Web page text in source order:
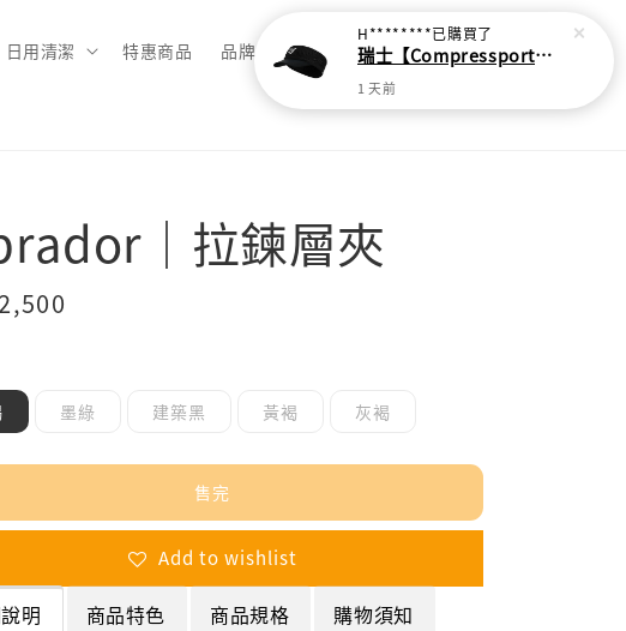
日用清潔 特惠商品 品牌總覽
｜拉鍊層夾
墨綠 建築黑 黃褐 灰褐
售完
Add to wishlist
明 商品特色 商品規格 購物須知
H********已購買了
瑞士【Compressport】超輕量蛛網頭帶
1 天前